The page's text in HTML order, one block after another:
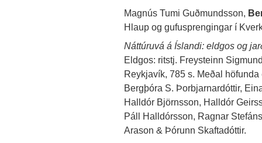
Magnús Tumi Guðmundsson,
Hlaup og gufusprengingar í
Náttúruvá á Íslandi: eldgos og
Eldgos: ritstj. Freysteinn
Reykjavík, 785 s. Meðal
Bergþóra S. Þorbjarnardóttir,
Halldór Björnsson, Halldór
Páll Halldórsson, Ragnar
Arason & Þórunn Skaftadóttir.